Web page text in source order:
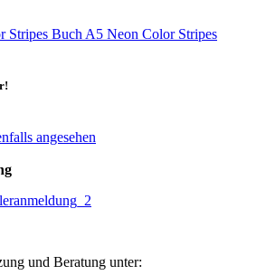
Buch A5 Neon Color Stripes
angesehen
und Beratung unter: